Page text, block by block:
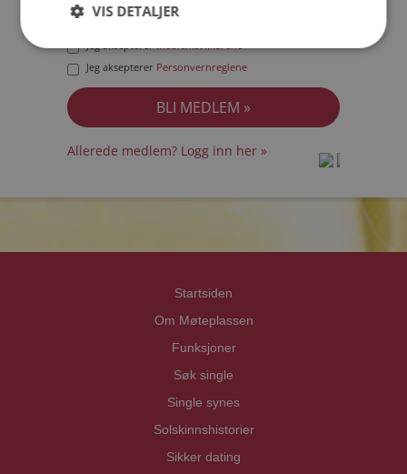
Jeg akseptererMedlemsvilkårene
Jeg aksepterer Personvernreglene
Allerede medlem? Logg inn her »
Startsiden
Om Møteplassen
Funksjoner
Søk single
Single synes
Solskinnshistorier
Sikker dating
VIS DETALJER